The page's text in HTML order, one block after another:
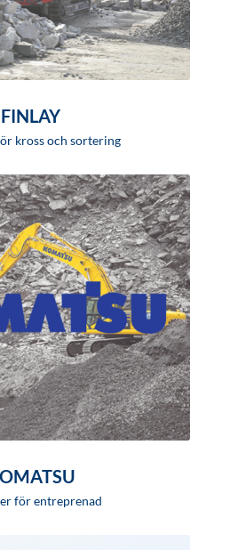
FINLAY
kross och sortering
för entreprenad